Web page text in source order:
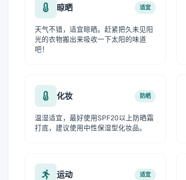
晾晒 适宜
天气不错，适宜晾晒。赶紧把久未见阳
光的衣物搬出来吸收一下太阳的味道
吧！
化妆 防晒
温湿适宜，最好使用SPF20以上防晒霜
打底，建议使用中性保湿型化妆品。
运动 适宜